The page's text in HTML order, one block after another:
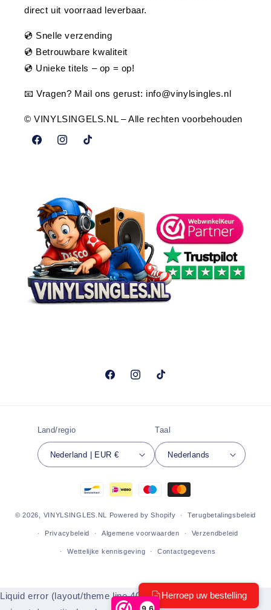
9,6
direct uit voorraad leverbaar.
💿 Snelle verzending
💿 Betrouwbare kwaliteit
💿 Unieke titels – op = op!
📧 Vragen? Mail ons gerust: info@vinylsingles.nl
© VINYLSINGELS.NL – Alle rechten voorbehouden
FacebookInstagramTikTok
FacebookInstagramTikTok
Land/regio
Nederland | EUR €
Taal
Nederlands
Betaalmethoden
© 2026, VINYLSINGLES.NL Powered by Shopify Terugbetalingsbeleid
Privacybeleid Algemene voorwaarden Verzendbeleid
Wettelijke kennisgeving Contactgegevens
Liquid error (layout/theme line 404): Could not find asset